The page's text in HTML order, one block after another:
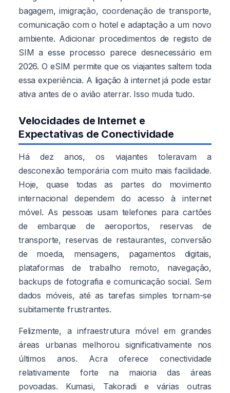
bagagem, imigração, coordenação de transporte,
comunicação com o hotel e adaptação a um novo
ambiente. Adicionar procedimentos de registo de
SIM a esse processo parece desnecessário em
2026. O eSIM permite que os viajantes saltem toda
essa experiência. A ligação à internet já pode estar
ativa antes de o avião aterrar. Isso muda tudo.
Velocidades de Internet e
Expectativas de Conectividade
Há dez anos, os viajantes toleravam a
desconexão temporária com muito mais facilidade.
Hoje, quase todas as partes do movimento
internacional dependem do acesso à internet
móvel. As pessoas usam telefones para cartões
de embarque de aeroportos, reservas de
transporte, reservas de restaurantes, conversão
de moeda, mensagens, pagamentos digitais,
plataformas de trabalho remoto, navegação,
backups de fotografia e comunicação social. Sem
dados móveis, até as tarefas simples tornam-se
subitamente frustrantes.
Felizmente, a infraestrutura móvel em grandes
áreas urbanas melhorou significativamente nos
últimos anos. Acra oferece conectividade
relativamente forte na maioria das áreas
povoadas. Kumasi, Takoradi e várias outras